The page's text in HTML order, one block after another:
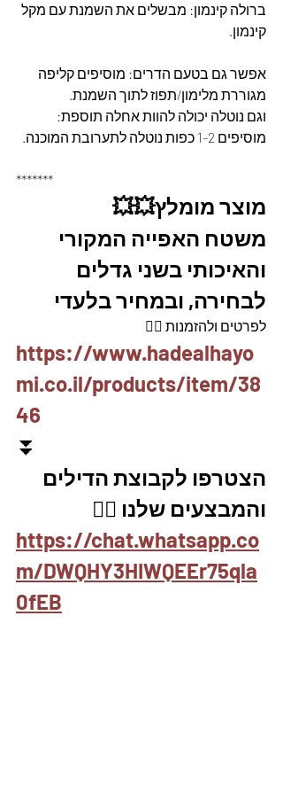
ברולה קינמון: מבשלים את השמנת עם מקל
קינמון.
אפשר גם בטעם הדרים: מוסיפים קליפה
מגוררת מלימון/תפוז לתוך השמנת.
וגם נוטלה יכולה להוות אחלה תוספת:
מוסיפים 1-2 כפות נוטלה לתערובת המוכנה.
*******
מוצר מומלץ💥💥
משטח האפייה המקורי
והאיכותי בשני גדלים
לבחירה, ובמחיר בלעדי
לפרטים ולהזמנות 👇🏼
https://www.hadealhayo
mi.co.il/products/item/38
46
⏬
הצטרפו לקבוצת הדילים
והמבצעים שלנו 👇🏽
https://chat.whatsapp.co
m/DWQHY3HIWQEEr75qla
0fEB